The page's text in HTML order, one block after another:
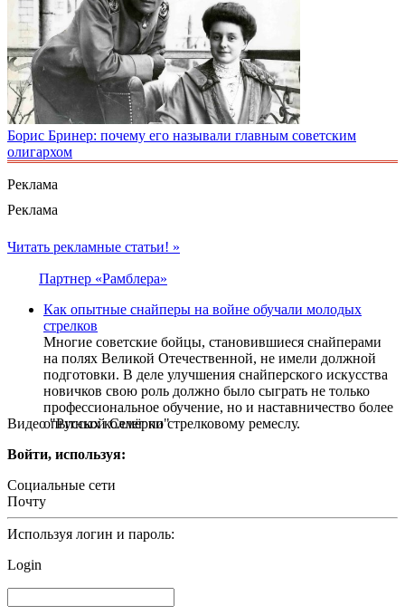
Борис Бринер: почему его называли главным советским
олигархом
Реклама
Реклама
Видео "Русской Семёрки"
Читать рекламные статьи! »
Партнер «Рамблера»
Как опытные снайперы на войне обучали молодых
стрелков
Многие советские бойцы, становившиеся снайперами
на полях Великой Отечественной, не имели должной
подготовки. В деле улучшения снайперского искусства
новичков свою роль должно было сыграть не только
профессиональное обучение, но и наставничество более
опытных коллег по стрелковому ремеслу.
Войти, используя:
Социальные сети
Почту
Используя логин и пароль:
Login